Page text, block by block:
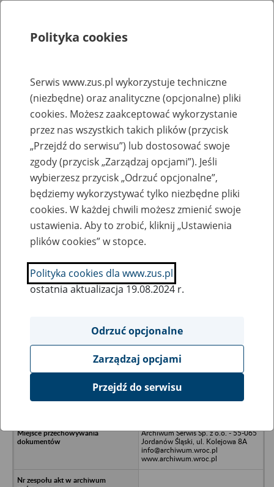
Rejestry, ewidencje i archiwa
Baza zlikwidowanych lub
przekształconych zakładów pracy
Nazwa zakładu pracy:
SZUKAJ
Ukryj wszystkie pozycje bazy
LG DIsplay Poland Spółka z o.o. -
Archiwum Serwis Sp. z o.o. - 55-065
Jordanów Śląski, ul. Kolejowa 8A
info@archiwum.wroc.pl
www.archiwum.wroc.pl
Polityka cookies
Serwis www.zus.pl wykorzystuje techniczne
(niezbędne) oraz analityczne (opcjonalne) pliki
cookies. Możesz zaakceptować wykorzystanie
przez nas wszystkich takich plików (przycisk
„Przejdź do serwisu”) lub dostosować swoje
zgody (przycisk „Zarządzaj opcjami”). Jeśli
wybierzesz przycisk „Odrzuć opcjonalne”,
będziemy wykorzystywać tylko niezbędne pliki
cookies. W każdej chwili możesz zmienić swoje
ustawienia. Aby to zrobić, kliknij „Ustawienia
plików cookies” w stopce.
Polityka cookies dla www.zus.pl
ostatnia aktualizacja 19.08.2024 r.
Odrzuć opcjonalne
Zarządzaj opcjami
Przejdź do serwisu